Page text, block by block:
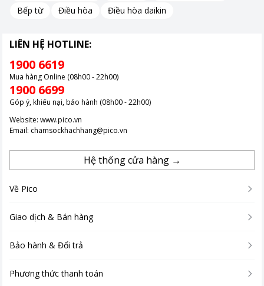
Bếp từ
Điều hòa Điều hòa daikin
LIÊN HỆ HOTLINE:
1900 6619
Mua hàng Online (08h00 - 22h00)
1900 6699
Góp ý, khiếu nại, bảo hành (08h00 - 22h00)
Website: www.pico.vn
Email: chamsockhachhang@pico.vn
Hệ thống cửa hàng →
Về Pico
Giao dịch & Bán hàng
Bảo hành & Đổi trả
Phương thức thanh toán